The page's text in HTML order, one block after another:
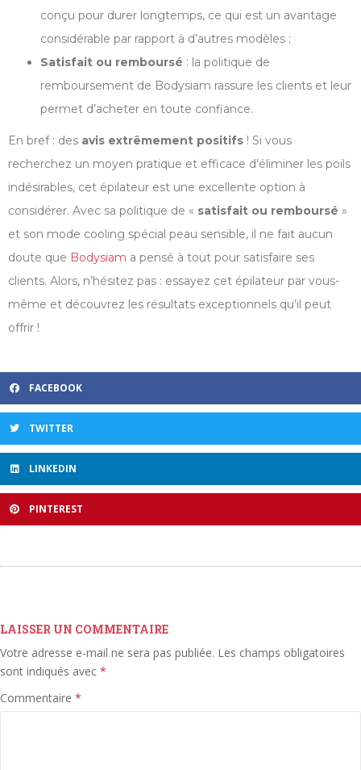
conçu pour durer longtemps, ce qui est un avantage
considérable par rapport à d’autres modèles ;
Satisfait ou remboursé : la politique de
remboursement de Bodysiam rassure les clients et leur
permet d’acheter en toute confiance.
En bref : des avis extrêmement positifs ! Si vous
recherchez un moyen pratique et efficace d’éliminer les poils
indésirables, cet épilateur est une excellente option à
considérer. Avec sa politique de « satisfait ou remboursé »
et son mode cooling spécial peau sensible, il ne fait aucun
doute que Bodysiam a pensé à tout pour satisfaire ses
clients. Alors, n’hésitez pas : essayez cet épilateur par vous-
même et découvrez les résultats exceptionnels qu’il peut
offrir !
FACEBOOK
TWITTER
LINKEDIN
PINTEREST
LAISSER UN COMMENTAIRE
Votre adresse e-mail ne sera pas publiée. Les champs obligatoires
sont indiqués avec *
Commentaire *